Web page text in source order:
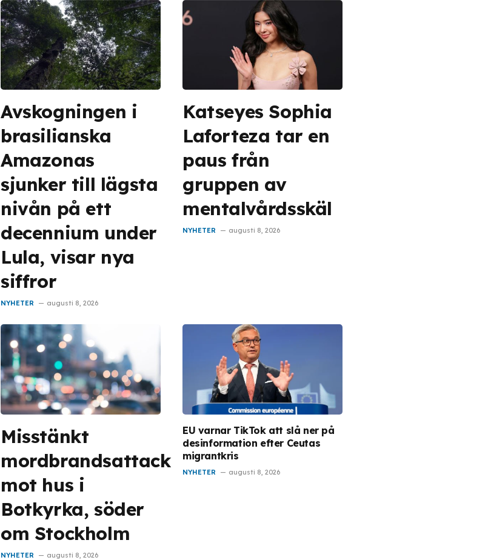
Avskogningen i
brasilianska
Amazonas
sjunker till lägsta
nivån på ett
decennium under
Lula, visar nya
siffror
NYHETER augusti 8, 2026
Katseyes Sophia
Laforteza tar en
paus från
gruppen av
mentalvårdsskäl
NYHETER augusti 8, 2026
Misstänkt
mordbrandsattack
mot hus i
Botkyrka, söder
om Stockholm
NYHETER augusti 8, 2026
EU varnar TikTok att slå ner på
desinformation efter Ceutas
migrantkris
NYHETER augusti 8, 2026